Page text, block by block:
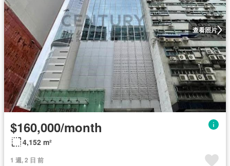
查看照片
$160,000/month
4,152 m²
1 週, 2 日 前